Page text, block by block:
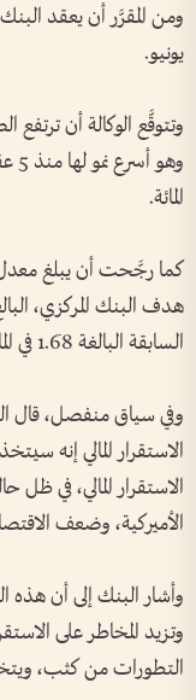
يونيو.
المائة.
السابقة البالغة 1.68 في المائة.
وفي سياق منفصل، قال
الاستقرار المالي إنه
الاستقرار المالي، في ظل
الأميركية، وضعف
وأشار البنك إلى أن هذه
وتزيد المخاطر على
التطورات من كثب،